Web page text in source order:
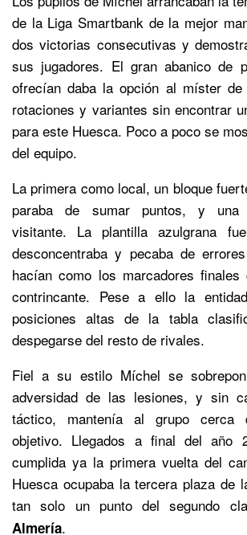
de la Liga Smartbank de la mejor
dos victorias consecutivas y
sus jugadores. El gran abanico de
ofrecían daba la opción al míster de
rotaciones y variantes sin encontrar
para este Huesca. Poco a poco se
del equipo.
La primera como local, un bloque
paraba de sumar puntos, y una
visitante. La plantilla azulgrana
desconcentraba y pecaba de
hacían como los marcadores
contrincante. Pese a ello la
posiciones altas de la tabla
despegarse del resto de rivales.
Fiel a su estilo Míchel se
adversidad de las lesiones, y sin
táctico, mantenía al grupo cerca
objetivo. Llegados a final del año
cumplida ya la primera vuelta del
Huesca ocupaba la tercera plaza de
tan solo un punto del segundo
Almería.